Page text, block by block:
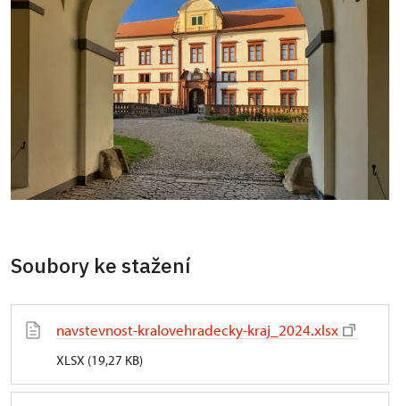
Soubory ke stažení
navstevnost-kralovehradecky-kraj_2024.xlsx
XLSX (19,27 KB)